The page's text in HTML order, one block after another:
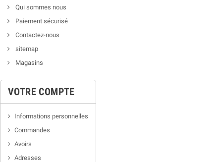
Qui sommes nous
Paiement sécurisé
Contactez-nous
sitemap
Magasins
VOTRE COMPTE
Informations personnelles
Commandes
Avoirs
Adresses